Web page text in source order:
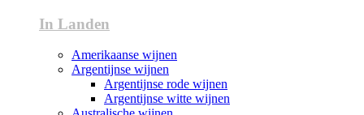
In Landen
Amerikaanse wijnen
Argentijnse wijnen
Argentijnse rode wijnen
Argentijnse witte wijnen